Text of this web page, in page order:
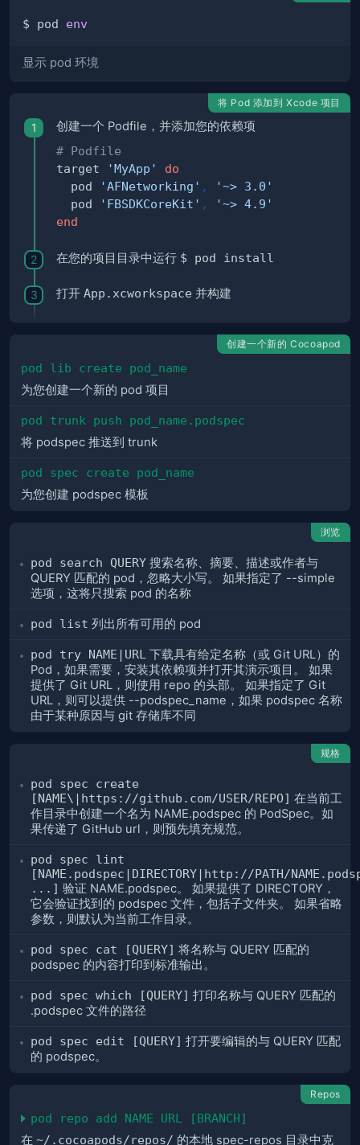
$ pod env
显示 pod 环境
将 Pod 添加到 Xcode 项目
创建一个 Podfile，并添加您的依赖项
# Podfile
target
'MyApp'
do
  pod
'AFNetworking' ,
'~> 3.0'
  pod
'FBSDKCoreKit' ,
'~> 4.9'
end
在您的项目目录中运行 $ pod install
打开 App.xcworkspace 并构建
创建一个新的 Cocoapod
pod lib create pod_name
为您创建一个新的 pod 项目
pod trunk push pod_name.podspec
将 podspec 推送到 trunk
pod spec create pod_name
为您创建 podspec 模板
浏览
pod search QUERY 搜索名称、摘要、描述或作者与
QUERY 匹配的 pod，忽略大小写。 如果指定了 --simple
选项，这将只搜索 pod 的名称
pod list 列出所有可用的 pod
pod try NAME|URL 下载具有给定名称（或 Git URL）的
Pod，如果需要，安装其依赖项并打开其演示项目。 如果
提供了 Git URL，则使用 repo 的头部。 如果指定了 Git
URL，则可以提供 --podspec_name，如果 podspec 名称
由于某种原因与 git 存储库不同
规格
pod spec create
[NAME\|https://github.com/USER/REPO] 在当前工
作目录中创建一个名为 NAME.podspec 的 PodSpec。如
果传递了 GitHub url，则预先填充规范。
pod spec lint
[NAME.podspec|DIRECTORY|http://PATH/
...] 验证 NAME.podspec。 如果提供了 DIRECTORY，
它会验证找到的 podspec 文件，包括子文件夹。 如果省略
参数，则默认为当前工作目录。
pod spec cat [QUERY] 将名称与 QUERY 匹配的
podspec 的内容打印到标准输出。
pod spec which [QUERY] 打印名称与 QUERY 匹配的
.podspec 文件的路径
pod spec edit [QUERY] 打开要编辑的与 QUERY 匹配
的 podspec。
Repos
pod repo add NAME URL [BRANCH]
在 ~/.cocoapods/repos/ 的本地 spec-repos 目录中克